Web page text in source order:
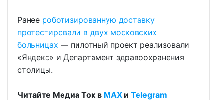
Ранее роботизированную доставку
протестировали в двух московских
больницах — пилотный проект реализовали
«Яндекс» и Департамент здравоохранения
столицы.
Читайте Медиа Ток в МАХ и Telegram